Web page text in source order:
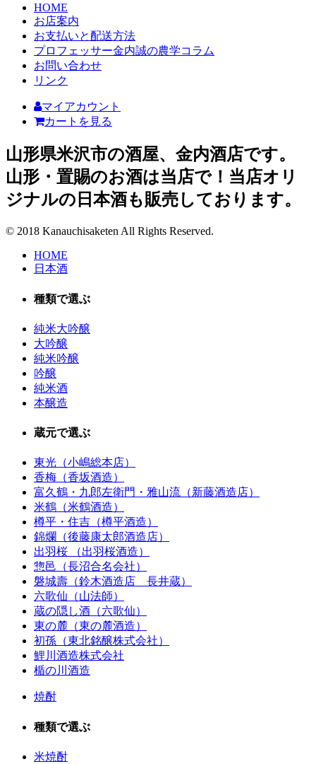
HOME
お店案内
お支払いと配送方法
プロフェッサー金内誠の農学コラム
お問い合わせ
リンク
マイアカウント
カートを見る
山形県米沢市の酒屋、金内酒店です。
山形・置賜のお酒は当店で！当店オリ
ジナルの日本酒も販売しております。
© 2018 Kanauchisaketen All Rights Reserved.
HOME
日本酒
種類で選ぶ
純米大吟醸
大吟醸
純米吟醸
吟醸
純米酒
本醸造
蔵元で選ぶ
東光（小嶋総本店）
香梅（香坂酒造）
富久鶴・九郎左衛門・雅山流（新藤酒造店）
米鶴（米鶴酒造）
樽平・住吉（樽平酒造）
錦爛（後藤康太郎酒造店）
出羽桜 （出羽桜酒造）
惣邑（長沼合名会社）
磐城壽（鈴木酒造店 長井蔵）
六歌仙（山法師）
蔵の隠し酒（六歌仙）
東の麓（東の麓酒造）
初孫（東北銘醸株式会社）
鯉川酒造株式会社
楯の川酒造
焼酎
種類で選ぶ
米焼酎